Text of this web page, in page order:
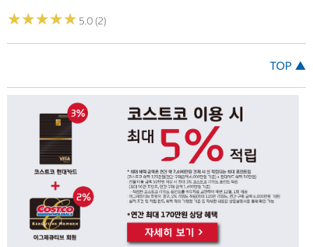
★★★★★
★★★★★ 5.0 (2)
TOP ▲